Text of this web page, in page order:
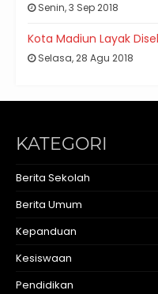
Senin, 3 Sep 2018
Kota Madiun Layak
Selasa, 28 Agu 2018
KATEGORI
Berita Sekolah
Berita Umum
Kepanduan
Kesiswaan
Pendidikan